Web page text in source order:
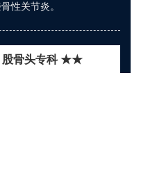
性关节炎。
骨头专科 ★★